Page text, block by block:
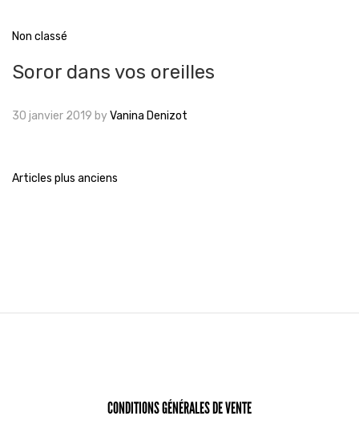
Non classé
Soror dans vos oreilles
30 janvier 2019 byVanina Denizot
Navigation
Articles plus anciens
CONDITIONS GÉNÉRALES DE VENTE